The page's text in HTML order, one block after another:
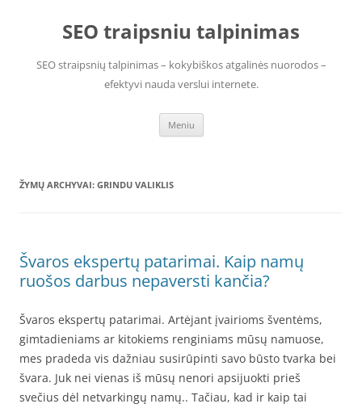
SEO traipsniu talpinimas
SEO straipsnių talpinimas – kokybiškos atgalinės nuorodos –
efektyvi nauda verslui internete.
Meniu
ŽYMŲ ARCHYVAI: GRINDU VALIKLIS
Švaros ekspertų patarimai. Kaip namų
ruošos darbus nepaversti kančia?
Švaros ekspertų patarimai. Artėjant įvairioms šventėms,
gimtadieniams ar kitokiems renginiams mūsų namuose,
mes pradeda vis dažniau susirūpinti savo būsto tvarka bei
švara. Juk nei vienas iš mūsų nenori apsijuokti prieš
svečius dėl netvarkingų namų.. Tačiau, kad ir kaip tai